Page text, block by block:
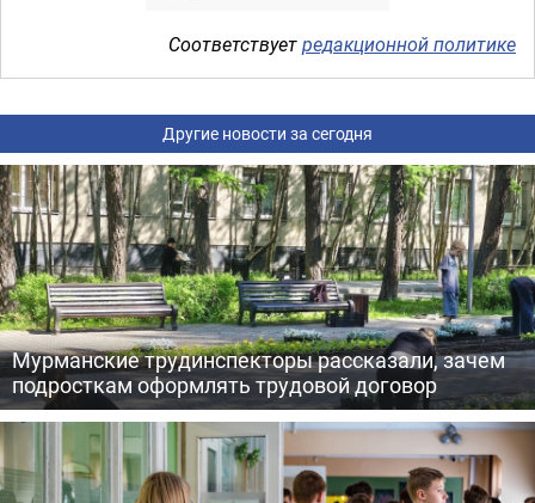
Соответствуетредакционной политике
Другие новости за сегодня
Мурманские трудинспекторы рассказали, зачем
подросткам оформлять трудовой договор